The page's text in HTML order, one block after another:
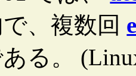
、複数回
る。